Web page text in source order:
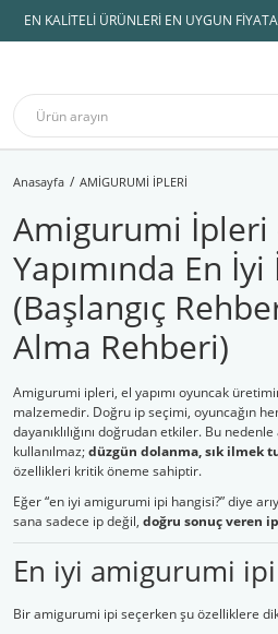
EN KALİTELİ ÜRÜNLERİ EN UYGUN
Anasayfa AMİGURUMİ İPLERİ
Amigurumi İpleri
Yapımında En
(Başlangıç
Alma Rehberi)
Amigurumi ipleri, el yapımı oyuncak
malzemedir. Doğru ip seçimi, oyuncağın
dayanıklılığını doğrudan etkiler. Bu
kullanılmaz;düzgün dolanma, sık ilmek
özellikleri kritik öneme sahiptir.
Eğer “en iyi amigurumi ipi hangisi?” diye
sana sadece ip değil, doğru sonuç veren
En iyi amigurumi ipi
Bir amigurumi ipi seçerken şu özelliklere